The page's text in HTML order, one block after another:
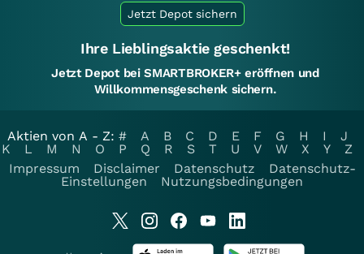
Jetzt Depot sichern
Ihre Lieblingsaktie geschenkt!
Jetzt Depot bei SMARTBROKER+ eröffnen und
Willkommensgeschenk sichern.
Aktien von A - Z: # A B C D E F G H I
J
K
L M N O P Q R S T U V W X Y
Z
Impressum
Disclaimer Datenschutz
Datenschutz-
Einstellungen
Nutzungsbedingungen